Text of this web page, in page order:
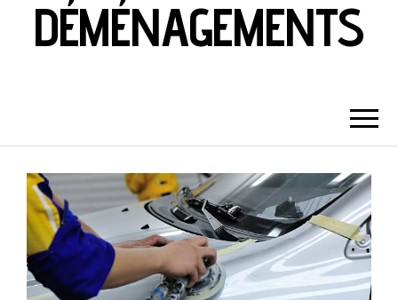
DÉMÉNAGEMENTS